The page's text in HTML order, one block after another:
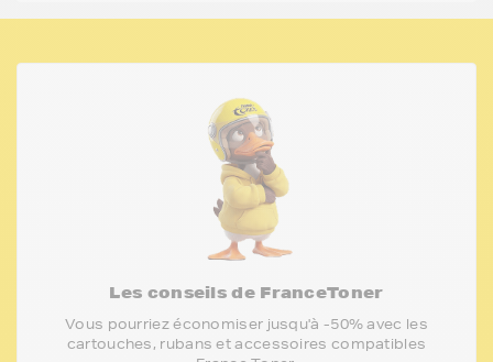
Les conseils de FranceToner
Vous pourriez économiser jusqu'à -50% avec les
cartouches, rubans et accessoires compatibles